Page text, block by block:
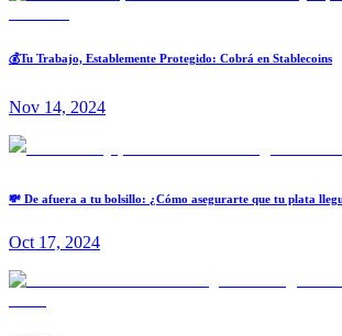
💰Tu Trabajo, Establemente Protegido: Cobrá en Stablecoins
Nov 14, 2024
💸 De afuera a tu bolsillo: ¿Cómo asegurarte que tu plata
Oct 17, 2024